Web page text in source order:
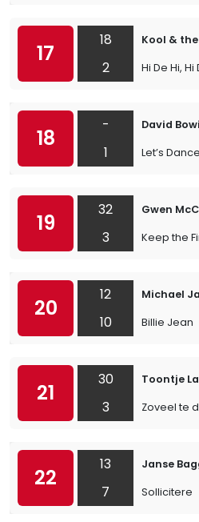
17
18
2
Kool &
Hi De Hi, Hi
18
-
1
David
Let’s Dance
19
32
3
Gwen
Keep the
20
12
10
Michael
Billie Jean
21
30
3
Toontje
Zoveel te
22
13
7
Janse
Sollicitere